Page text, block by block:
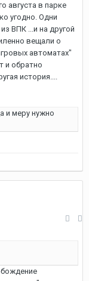
августа в парке
угодно. Одни
ВПК ...и на другой
вещали о
автоматах"
и обратно
история....
и меру нужно